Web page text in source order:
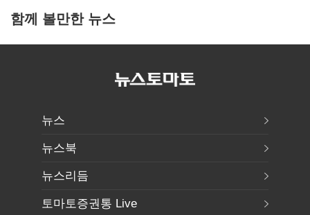
함께 볼만한 뉴스
뉴스
뉴스북
뉴스리듬
토마토증권통 Live